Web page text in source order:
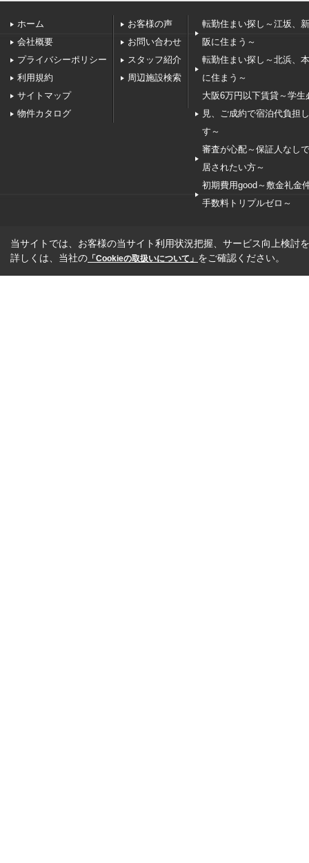
ホーム
会社概要
プライバシーポリシー
利用規約
サイトマップ
物件カタログ
お客様の声
お問い合わせ
スタッフ紹介
周辺施設検索
転勤住まい探し～江坂、
阪に住まう～
転勤住まい探し～北浜、
に住まう～
大阪6万円以下賃貸～学生
見、ご成約で宿泊代負担
す～
審査が心配～保証人なし
居されたい方～
初期費用good～敷金礼金
手数料トリプルゼロ～
当サイトでは、お客様の当サイト利用状況把握、サービス向上検討
詳しくは、当社の 「Cookieの取扱いについて」 をご確認ください。